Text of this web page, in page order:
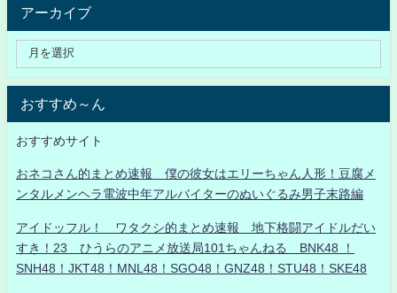
アーカイブ
おすすめ～ん
おすすめサイト
おネコさん的まとめ速報 僕の彼女はエリーちゃん人形！豆腐メ
ンタルメンヘラ電波中年アルバイターのぬいぐるみ男子末路編
アイドッフル！ ワタクシ的まとめ速報 地下格闘アイドルだい
すき！23 ひうらのアニメ放送局101ちゃんねる BNK48 ！
SNH48！JKT48！MNL48！SGO48！GNZ48！STU48！SKE48